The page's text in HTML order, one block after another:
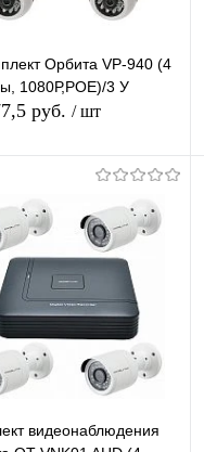
Орбита VP-940 (4
1080Р,РОЕ)/3 У
руб. / шт
в 1
К
сравнению
Недоступно
видеонаблюдения